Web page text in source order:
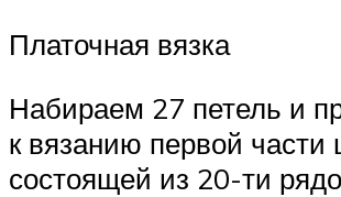
Платочная вязка
Набираем 27 петель и
к вязанию первой части
состоящей из 20-ти